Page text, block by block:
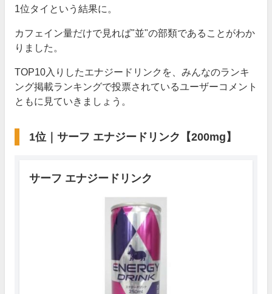
1位タイという結果に。
カフェイン量だけで見れば"並"の部類であることがわか
りました。
TOP10入りしたエナジードリンクを、みんなのランキ
ング掲載ランキングで投票されているユーザーコメント
ともに見ていきましょう。
1位｜サーフ エナジードリンク【200mg】
サーフ エナジードリンク